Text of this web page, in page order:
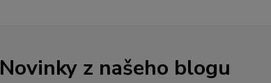
Novinky z našeho blogu